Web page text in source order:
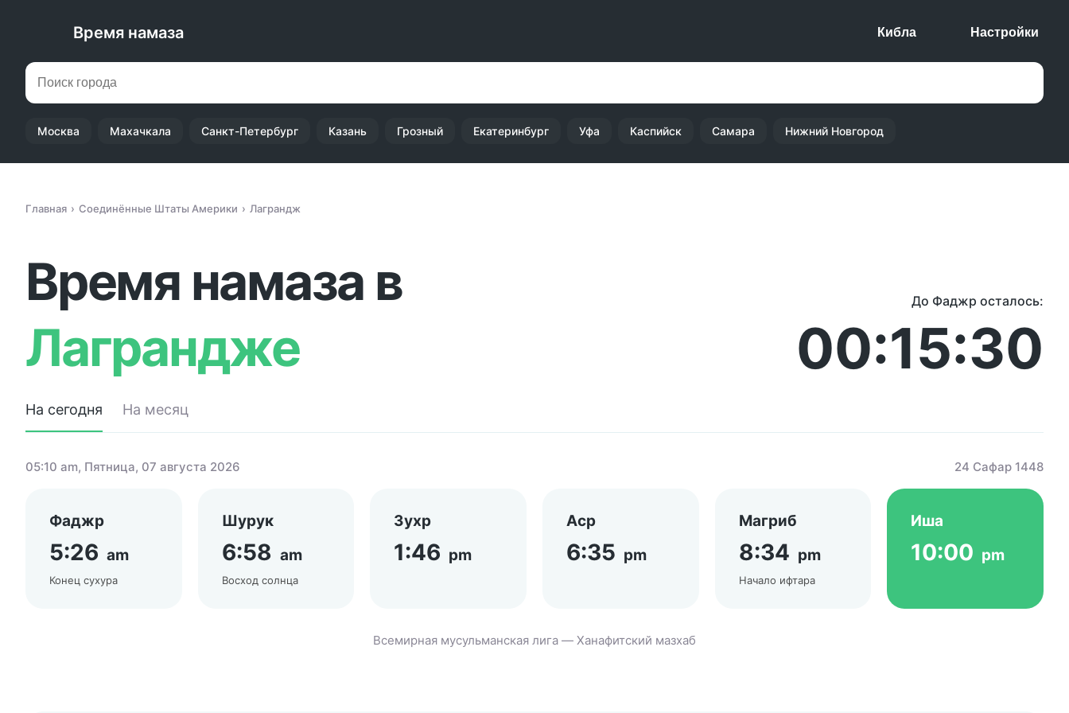
Время намаза Кибла Настройки
Москва Махачкала Санкт-Петербург Казань Грозный Екатеринбург Уфа Каспийск Самара Нижний Новгород
Главная Соединённые Штаты Америки Лаграндж
Время намаза в
Лаграндже
До Фаджр осталось:
00:15:30
На сегодня На месяц
05:10 am, Пятница, 07 августа 2026 24 Сафар 1448
Фаджр
5:26 am
Конец сухура
Шурук
6:58 am
Восход солнца
Зухр
1:46 pm
Аср
6:35 pm
Магриб
8:34 pm
Начало ифтара
Иша
10:00 pm
Всемирная мусульманская лига — Ханафитский мазхаб